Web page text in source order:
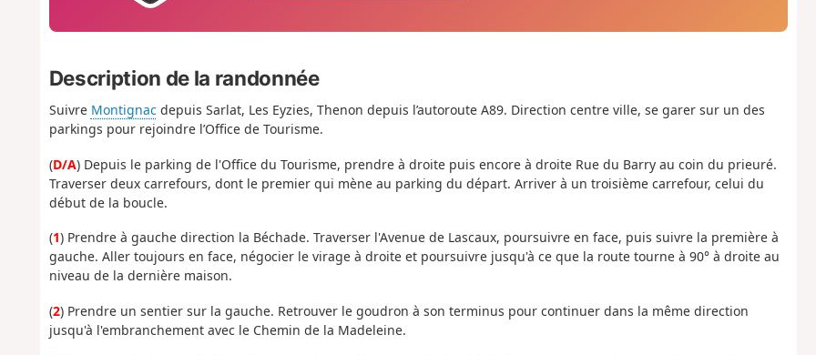
Description de la randonnée
Suivre Montignacdepuis Sarlat, Les Eyzies, Thenon depuis l’autoroute A89. Direction centre ville, se garer sur un des
parkings pour rejoindre l’Office de Tourisme.
(D/A) Depuis le parking de l'Office du Tourisme, prendre à droite puis encore à droite Rue du Barry au coin du prieuré.
Traverser deux carrefours, dont le premier qui mène au parking du départ. Arriver à un troisième carrefour, celui du
début de la boucle.
(1) Prendre à gauche direction la Béchade. Traverser l'Avenue de Lascaux, poursuivre en face, puis suivre la première à
gauche. Aller toujours en face, négocier le virage à droite et poursuivre jusqu'à ce que la route tourne à 90° à droite au
niveau de la dernière maison.
(2) Prendre un sentier sur la gauche. Retrouver le goudron à son terminus pour continuer dans la même direction
jusqu'à l'embranchement avec le Chemin de la Madeleine.